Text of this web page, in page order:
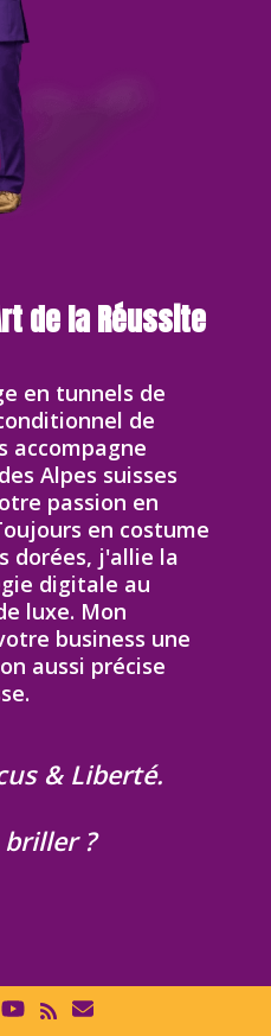
de la Réussite
en tunnels de
de
accompagne
Alpes suisses
passion en
en costume
dorées, j'allie la
digitale au
luxe. Mon
business une
aussi précise
& Liberté.
?